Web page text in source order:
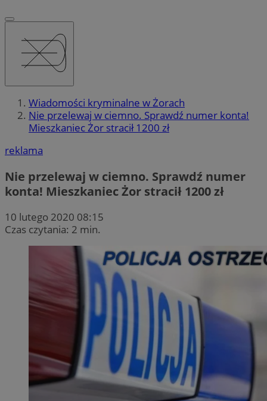
Wiadomości kryminalne w Żorach
Nie przelewaj w ciemno. Sprawdź numer konta!
Mieszkaniec Żor stracił 1200 zł
reklama
Nie przelewaj w ciemno. Sprawdź numer
konta! Mieszkaniec Żor stracił 1200 zł
10 lutego 2020 08:15
Czas czytania: 2 min.